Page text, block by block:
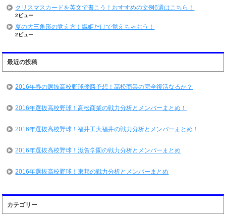
クリスマスカードを英文で書こう！おすすめの文例6選はこちら！
2ビュー
夏の大三角形の覚え方！織姫だけで覚えちゃおう！
2ビュー
最近の投稿
2016年春の選抜高校野球優勝予想！高松商業の完全復活なるか？
2016年選抜高校野球！高松商業の戦力分析とメンバーまとめ！
2016年選抜高校野球！福井工大福井の戦力分析とメンバーまとめ！
2016年選抜高校野球！滋賀学園の戦力分析とメンバーまとめ
2016年選抜高校野球！東邦の戦力分析とメンバーまとめ
カテゴリー